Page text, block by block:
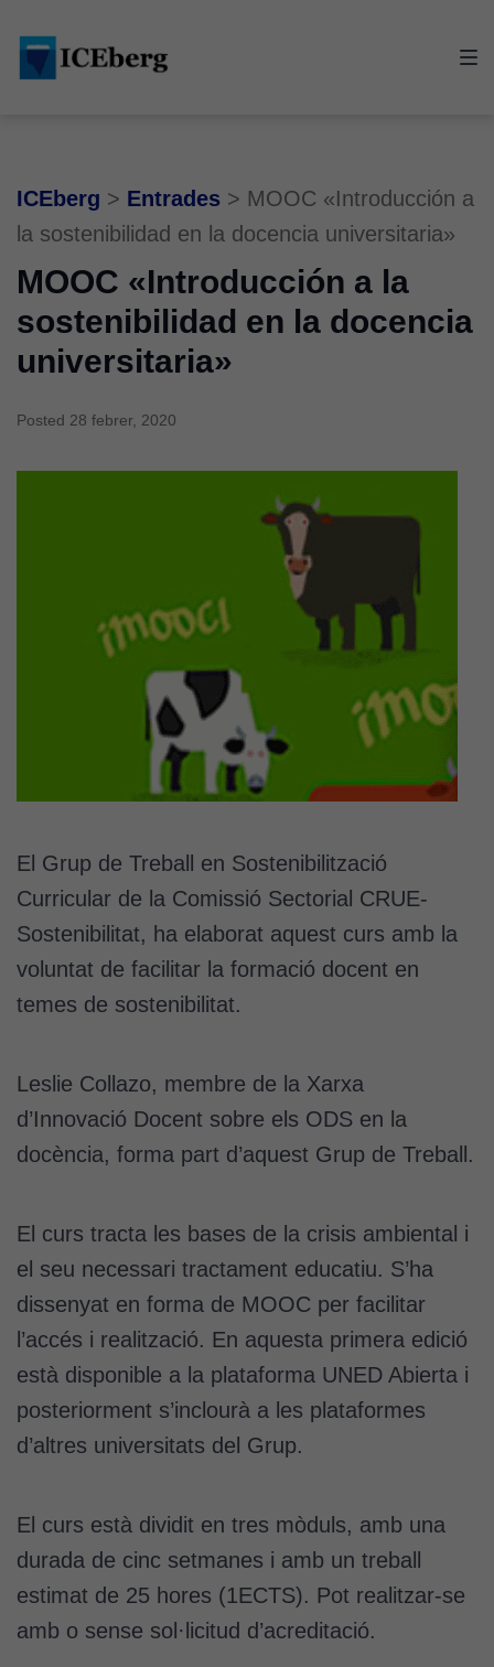
main
content
footer
ICEberg > Entrades > MOOC «Introducción a
la sostenibilidad en la docencia universitaria»
MOOC «Introducción a la
sostenibilidad en la docencia
universitaria»
Posted 28 febrer, 2020
El Grup de Treball en Sostenibilització
Curricular de la Comissió Sectorial CRUE-
Sostenibilitat, ha elaborat aquest curs amb la
voluntat de facilitar la formació docent en
temes de sostenibilitat.
Leslie Collazo, membre de la Xarxa
d’Innovació Docent sobre els ODS en la
docència, forma part d’aquest Grup de Treball.
El curs tracta les bases de la crisis ambiental i
el seu necessari tractament educatiu. S’ha
dissenyat en forma de MOOC per facilitar
l’accés i realització. En aquesta primera edició
està disponible a la plataforma UNED Abierta i
posteriorment s’inclourà a les plataformes
d’altres universitats del Grup.
El curs està dividit en tres mòduls, amb una
durada de cinc setmanes i amb un treball
estimat de 25 hores (1ECTS). Pot realitzar-se
amb o sense sol·licitud d’acreditació.